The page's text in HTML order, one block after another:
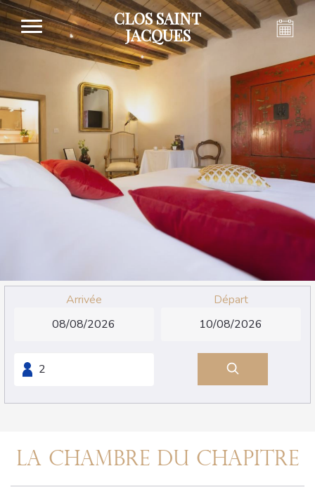
CLOS SAINT
JACQUES
Arrivée Départ
LA CHAMBRE DU CHAPITRE